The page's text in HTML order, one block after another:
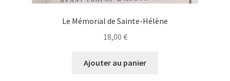
Le Mémorial de Sainte-Hélène
18,00 €
Ajouter au panier